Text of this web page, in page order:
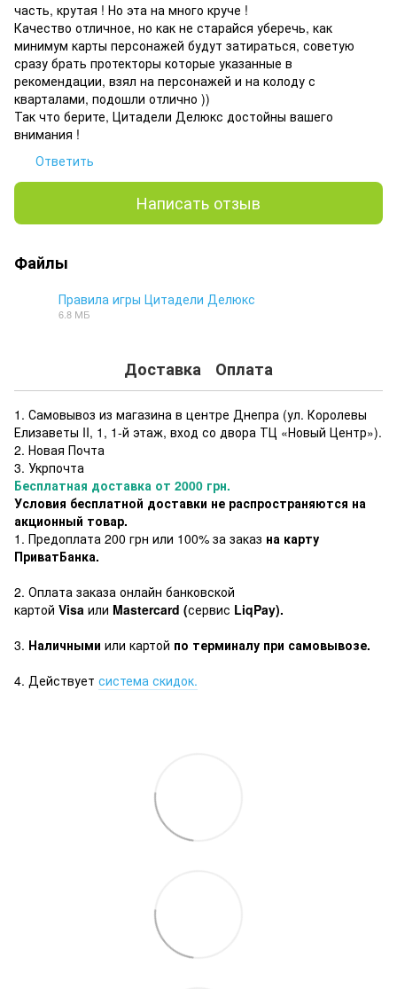
часть, крутая ! Но эта на много круче !
Качество отличное, но как не старайся уберечь, как
минимум карты персонажей будут затираться, советую
сразу брать протекторы которые указанные в
рекомендации, взял на персонажей и на колоду с
кварталами, подошли отлично ))
Так что берите, Цитадели Делюкс достойны вашего
внимания !
Ответить
Написать отзыв
Файлы
Правила игры Цитадели Делюкс
6.8 МБ
Доставка Оплата
1. Самовывоз из магазина в центре Днепра (ул. Королевы
Елизаветы II, 1, 1-й этаж, вход со двора ТЦ «Новый Центр»).
2. Новая Почта
3. Укрпочта
Бесплатная доставка от 2000 грн.
Условия бесплатной доставки не распространяются на
акционный товар.
1. Предоплата 200 грн или 100% за заказ на карту
ПриватБанка.
2. Оплата заказа онлайн банковской
картой Visa или Mastercard (сервис LiqPay).
3. Наличными или картой по терминалу при самовывозе.
4. Действует система скидок.